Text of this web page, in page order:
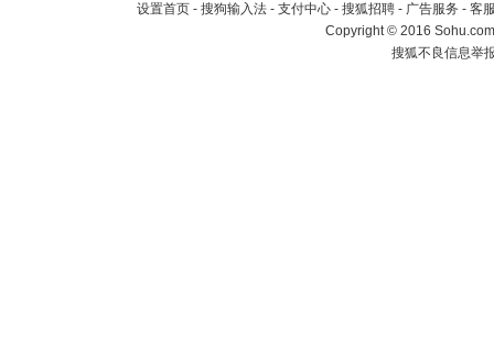
设置首页 - 搜狗输入法 - 支付中心 - 搜狐招聘 - 广告服务 - 客
Copyright©2016
搜狐不良信息举